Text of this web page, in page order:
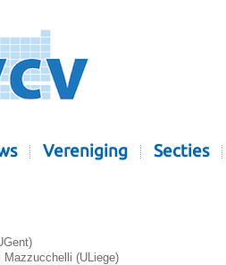
Vereniging Secties
(ULiege)